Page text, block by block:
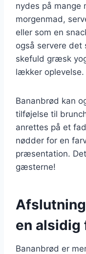
nydes på mange
morgenmad,
eller som en
også servere det
skefuld græsk
lækker oplevelse.
Bananbrød kan
tilføjelse til
anrettes på et
nødder for en
præsentation.
gæsterne!
en alsidig
Bananbrød er